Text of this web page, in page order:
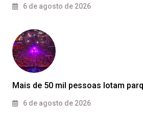
6 de agosto de 2026
Mais de 50 mil pessoas lotam
6 de agosto de 2026